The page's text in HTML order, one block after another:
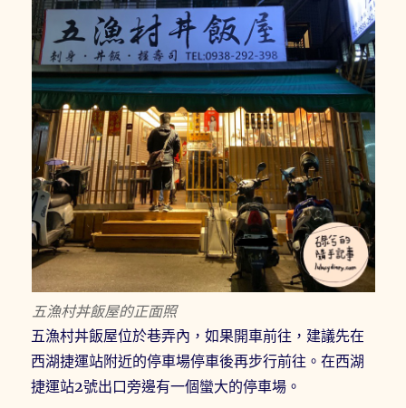
五漁村丼飯屋的正面照
五漁村丼飯屋位於巷弄內，如果開車前往，建議先在
西湖捷運站附近的停車場停車後再步行前往。在西湖
捷運站2號出口旁邊有一個蠻大的停車場。